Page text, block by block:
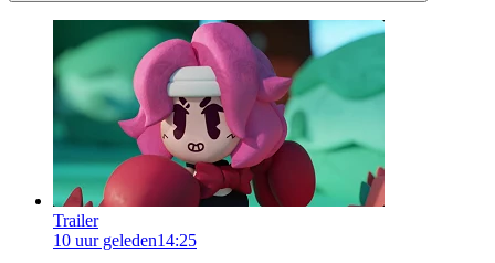
Trailer
10 uur geleden14:25